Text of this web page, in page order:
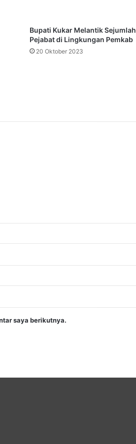
Bupati Kukar Melantik Sejumlah
Pejabat di Lingkungan Pemkab
20 Oktober 2023
saya berikutnya.